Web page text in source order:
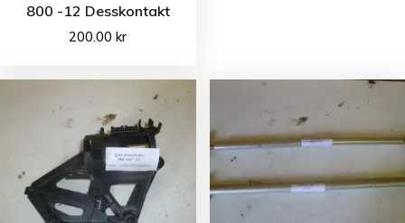
800 -12 Desskontakt
200.00kr